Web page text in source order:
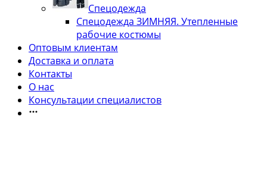
Спецодежда
Спецодежда ЗИМНЯЯ. Утепленные
рабочие костюмы
Оптовым клиентам
Доставка и оплата
Контакты
О нас
Консультации специалистов